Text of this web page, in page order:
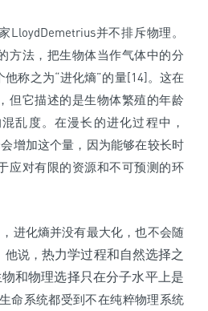
LloydDemetrius并不排斥物理。
方法，把生物体当作气体中的分
称之为“进化熵”的量[14]。这在
但它描述的是生物体繁殖的年龄
乱度。在漫长的进化过程中，
增加这个量，因为能够在较长时
应对有限的资源和不可预测的环
进化熵并没有最大化，也不会随
他说，热力学过程和自然选择之
和物理选择只在分子水平上是
命系统都受到不在纯粹物理系统